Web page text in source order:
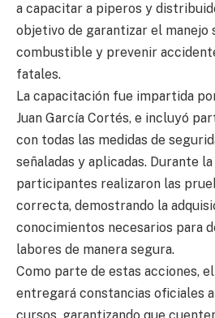
a capacitar a piperos y
objetivo de garantizar el manejo
combustible y prevenir
fatales.
La capacitación fue impartida
Juan García Cortés, e incluyó
con todas las medidas de
señaladas y aplicadas. Durante
participantes realizaron las
correcta, demostrando la
conocimientos necesarios para
labores de manera segura.
Como parte de estas acciones,
entregará constancias oficiales